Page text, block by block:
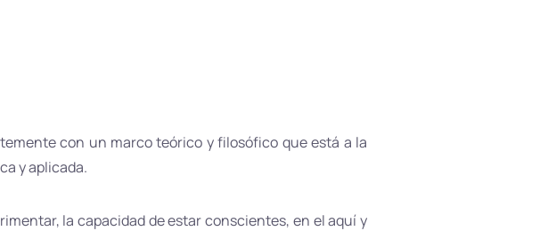
con un marco teórico y filosófico que está a la
y aplicada.
la capacidad de estar conscientes, en el aquí y